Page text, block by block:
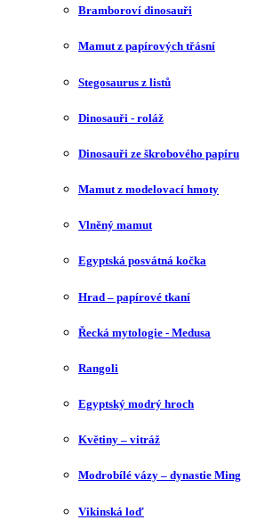
Bramboroví dinosauři
Mamut z papírových třásní
Stegosaurus z listů
Dinosauři - roláž
Dinosauři ze škrobového papíru
Mamut z modelovací hmoty
Vlněný mamut
Egyptská posvátná kočka
Hrad – papírové tkaní
Řecká mytologie - Medusa
Rangoli
Egyptský modrý hroch
Květiny – vitráž
Modrobílé vázy – dynastie Ming
Vikinská loď